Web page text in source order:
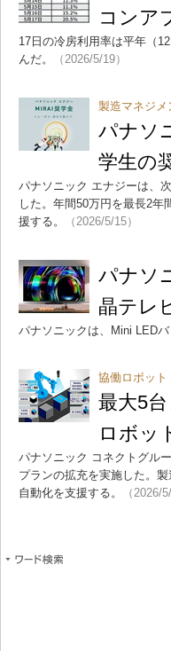
コンア
17日の冷房利用率は平年（
んだ。
（2026/5/19）
製造マネジメ
パナソ
学生の
パナソニック エナジーは、
した。年間50万円を最長2
援する。
（2026/5/15）
パナソ
晶テレ
パナソニックは、Mini LED
協働ロボット
最大5
ロボッ
パナソニック コネクトグル
プランの拡充を実施した。
自動化を支援する。
（2026/